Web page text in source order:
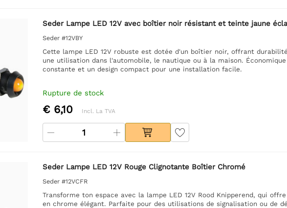
Seder Lampe LED 12V avec boîtier noir résistant et teinte jaune
Seder #12VBY
Cette lampe LED 12V robuste est dotée d'un boîtier noir, offrant
une utilisation dans l'automobile, le nautique ou à la maison.
constante et un design compact pour une installation facile.
Rupture de stock
€ 6,10 Incl. La TVA
Seder Lampe LED 12V Rouge Clignotante Boîtier Chromé
Seder #12VCFR
Transforme ton espace avec la lampe LED 12V Rood Knipperend, qui
en chrome élégant. Parfaite pour des utilisations de signalisation ou de